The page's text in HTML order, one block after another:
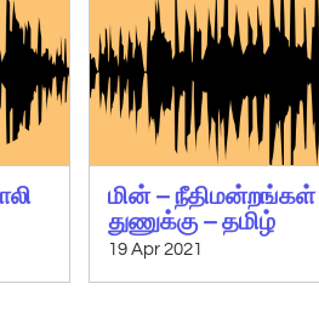
மின் –
துணுக்கு – தமிழ்
19 Apr 2021